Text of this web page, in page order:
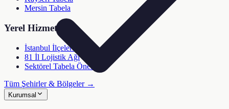
Mersin Tabela
Yerel Hizmetler
İstanbul İlçeleri (39)
81 İl Lojistik Ağı
Sektörel Tabela Önerici
Tüm Şehirler & Bölgeler →
Kurumsal